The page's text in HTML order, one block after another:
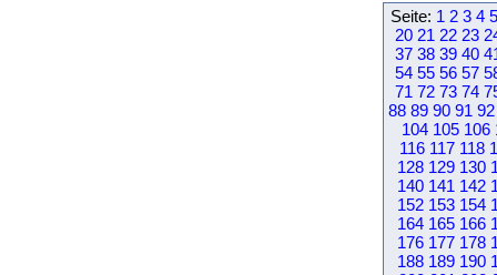
Seite: 1 2 3 4 5
20 21 22 23
37 38 39 40
54 55 56 57
71 72 73 74
88 89 90 91 92
104 105 106
116 117 118
128 129 130
140 141 142
152 153 154
164 165 166
176 177 178
188 189 190